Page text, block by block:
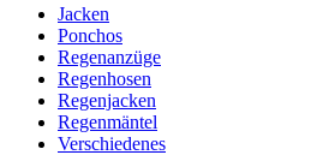
Jacken
Ponchos
Regenanzüge
Regenhosen
Regenjacken
Regenmäntel
Verschiedenes